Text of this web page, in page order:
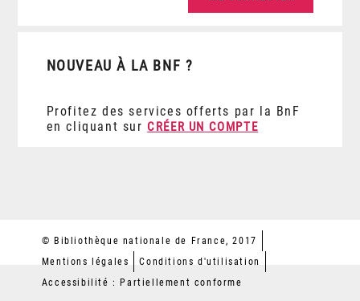
NOUVEAU À LA BNF ?
Profitez des services offerts par la BnF
en cliquant sur CRÉER UN COMPTE
© Bibliothèque nationale de France, 2017
Mentions légales
Conditions d'utilisation
Accessibilité : Partiellement conforme